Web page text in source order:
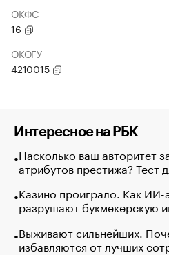
ОКФС
16
ОКОГУ
4210015
Интересное на РБК
Насколько ваш авторитет
атрибутов престижа? Тест
Казино проиграло. Как ИИ-
разрушают букмекерскую
Выживают сильнейших.
избавляются от лучших